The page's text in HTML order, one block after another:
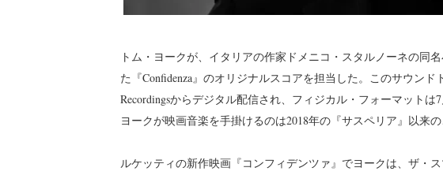
トム・ヨークが、イタリアの作家ドメニコ・スタルノーネの同
た『Confidenza』のオリジナルスコアを担当した。このサウン
Recordingsからデジタル配信され、フィジカル・フォーマットは
ヨークが映画音楽を手掛けるのは2018年の『サスペリア』以来の
ルケッティの新作映画『コンフィデンツァ』でヨークは、ザ・